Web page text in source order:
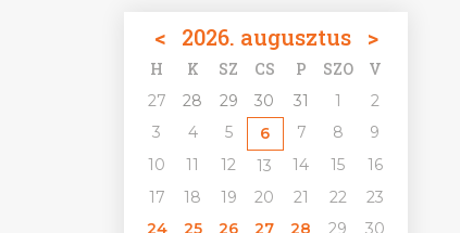
< 2026. augusztus >
H K SZ CS P SZO V
27 28 29 30 31 1
2
3
4 5 6 7 8
9
10
11 12 13 14 15
16
17
18 19 20 21 22
23
24
25 26 27 28 29
30